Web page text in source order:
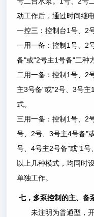
动工作后，通过时间继
一控三：控制台1号、2
一用一备：控制 1号、2
备"或"2号主1号备"二种
二用一备：控制 1号、2
主3号备"或"2号、3号主
式。
三用一备：控制 1号、2
号、2号、3号主4号备"
号、4号主2号备"或"1号
以上几种模式，均同时
单独工作。
七，多泵控制的主、备
未注明为普通型，开